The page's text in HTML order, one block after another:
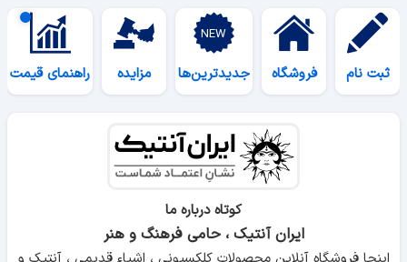
ثبت نام فروشگاه جدیدترین‌ها مزایده راهنمای قیمت
کوتاه درباره ما
ایران آنتیک ، حامی فرهنگ و هنر